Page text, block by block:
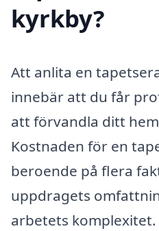
kyrkby?
Att anlita en
innebär att du får
att förvandla ditt
Kostnaden för en
beroende på flera
uppdragets
arbetets